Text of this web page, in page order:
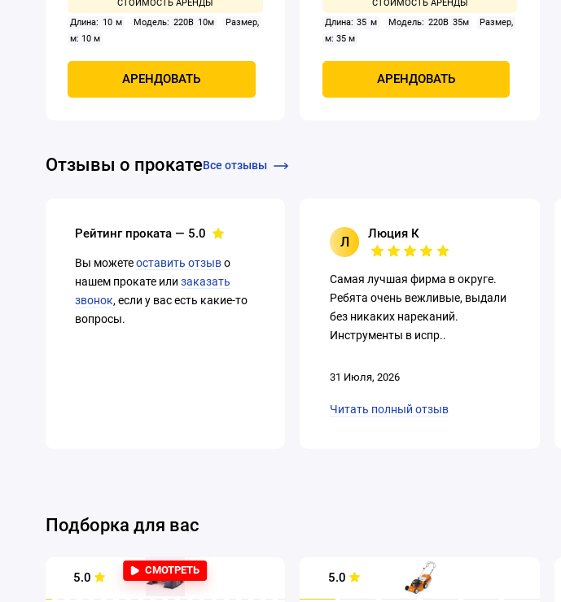
Длина: 10 м Модель: 220В 10м
Размер,
м: 10 м
АРЕНДОВАТЬ
Длина: 35 м Модель: 220В 35м
Размер,
м: 35 м
АРЕНДОВАТЬ
Отзывы о прокатеВсе отзывы
Рейтинг проката — 5.0
Вы можетеоставить отзыво
нашем прокате илизаказать
звонок, если у вас есть какие-то
вопросы.
Л
Люция К
Самая лучшая фирма в округе.
Ребята очень вежливые, выдали
без никаких нареканий.
Инструменты в испр..
31 Июля, 2026
Читать полный отзыв
Подборка для вас
5.0 СМОТРЕТЬ 5.0